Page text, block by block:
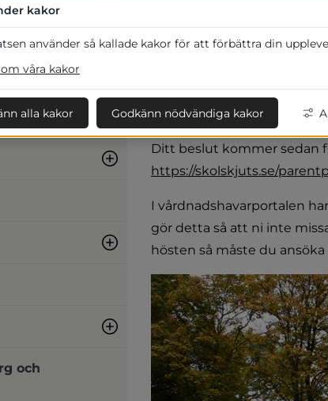
0-5 år
och
För att kommunen ska
skolskjuts.se/
https://skolskjuts.se/
I vårdnadshavarportalen
gör detta så att ni inte
hösten så måste du
kakor
använder så kallade kakor för att förbättra din
våra kakor
alla kakor Godkänn nödvändiga kakor